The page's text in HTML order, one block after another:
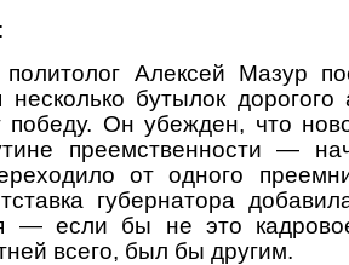
:
политолог Алексей Мазур
несколько бутылок дорогого
победу. Он убежден, что
преемственности —
от одного
губернатора
— если бы не это
всего, был бы другим.